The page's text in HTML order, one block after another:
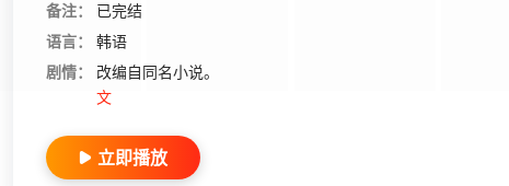
备注：
已完结
语言：
韩语
剧情：
改编自同名小说。 背负着杀人犯之子污
文
立即播放